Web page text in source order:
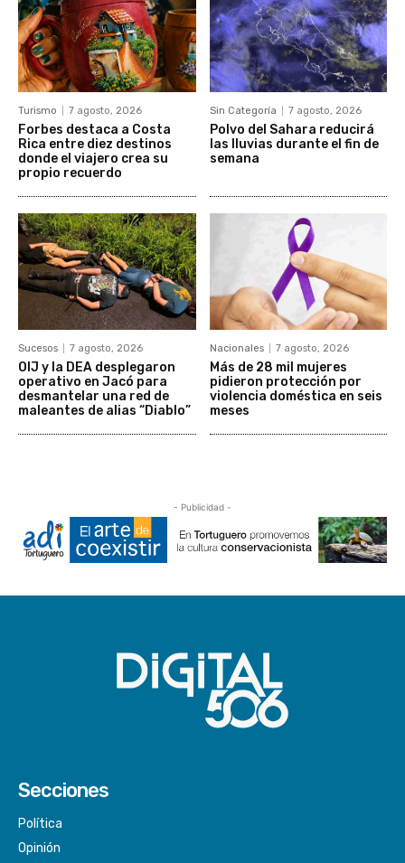
Turismo 7 agosto, 2026
Forbes destaca a Costa
Rica entre diez destinos
donde el viajero crea su
propio recuerdo
Sin Categoría 7 agosto, 2026
Polvo del Sahara reducirá
las lluvias durante el fin de
semana
Sucesos 7 agosto, 2026
OIJ y la DEA desplegaron
operativo en Jacó para
desmantelar una red de
maleantes de alias “Diablo”
Nacionales 7 agosto, 2026
Más de 28 mil mujeres
pidieron protección por
violencia doméstica en seis
meses
- Publicidad -
Secciones
Política
Opinión